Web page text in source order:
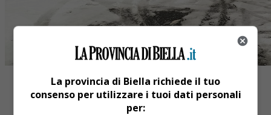
La provincia di Biella richiede il tuo
consenso per utilizzare i tuoi dati personali
per: